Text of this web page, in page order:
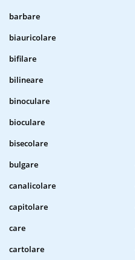
barbare
biauricolare
bifilare
bilineare
binoculare
bioculare
bisecolare
bulgare
canalicolare
capitolare
care
cartolare